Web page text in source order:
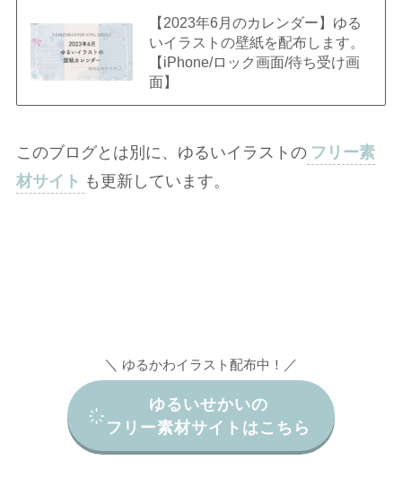
【2023年6月のカレンダー】ゆる
いイラストの壁紙を配布します。
【iPhone/ロック画面/待ち受け画
面】
このブログとは別に、ゆるいイラストの フリー素
材サイト も更新しています。
＼ ゆるかわイラスト配布中！ ／
ゆるいせかいの
フリー素材サイトはこちら